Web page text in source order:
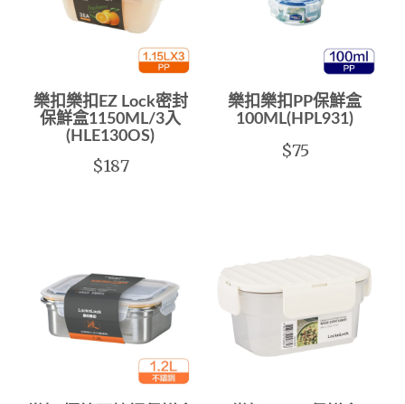
樂扣樂扣EZ Lock密封
保鮮盒1150ML/3入
(HLE130OS)
$187
樂扣樂扣PP保鮮盒
100ML(HPL931)
$75